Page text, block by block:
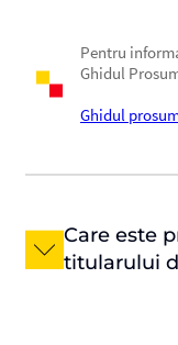
Pentru
Ghidul
Ghidul
Care este
titularului